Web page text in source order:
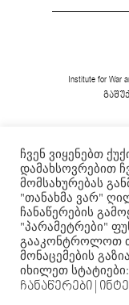
Institute for War
Commons-
ჩვენ ვიყენებთ
დამახსოვრებით
მომსახურებას
"თანახმა ვარ"
ჩანაწერების
"პარამეტრები"
გააკონტროლოთ
მონაცემების
იხილეთ სტატიები:
ჩანაწერები |